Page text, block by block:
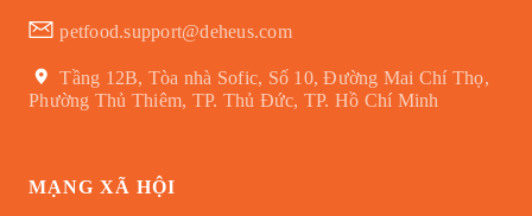
petfood.support@deheus.com
Tầng 12B, Tòa nhà Sofic, Số 10, Đường Mai Chí Thọ,
Phường Thủ Thiêm, TP. Thủ Đức, TP. Hồ Chí Minh
MẠNG XÃ HỘI